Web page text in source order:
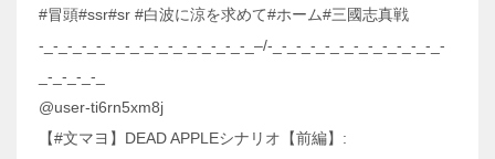
#冒頭#ssr#sr #白波に涼を求めて#ホーム#三國志真戦
-_-_-_-_-_-_-_-_-_-_-_-_-_-_-_–/-_-_-_-_-_-_-_-_-_-_-_-_-
_-_-_-_-_
‎@user-ti6rn5xm8j
【#文マヨ】DEAD APPLEシナリオ【前編】: